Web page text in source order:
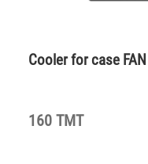
Cooler for case FAN
160 TMT